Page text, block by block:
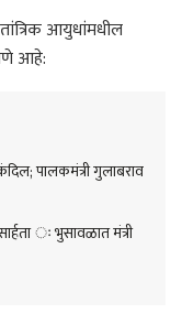
आयुधांमधील
आहे:
पालकमंत्री गुलाबराव
ः भुसावळात मंत्री